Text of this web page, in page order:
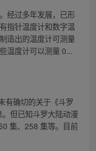
经过多年发展，已形
指针温度计和数字温
造出的温度计可测量
温度计可以测量 0...
有确切的关于《斗罗
但已知斗罗大陆动漫
集、258 集等。目前